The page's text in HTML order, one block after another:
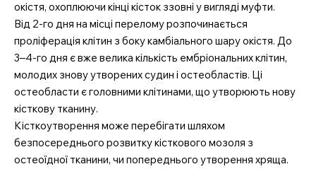
окістя, охоплюючи кінці кісток ззовні у вигляді муфти.
Від 2-го дня на місці перелому розпочинається
проліферація клітин з боку камбіального шару окістя. До
3–4-го дня є вже велика кількість ембріональних клітин,
молодих знову утворених судин і остеобластів. Ці
остеобласти є головними клітинами, що утворюють нову
кісткову тканину.
Кісткоутворення може перебігати шляхом
безпосереднього розвитку кісткового мозоля з
остеоїдної тканини, чи попереднього утворення хряща.